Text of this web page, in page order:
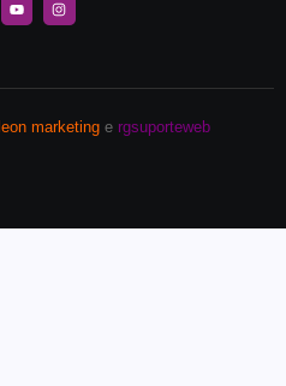
leon marketing e rgsuporteweb